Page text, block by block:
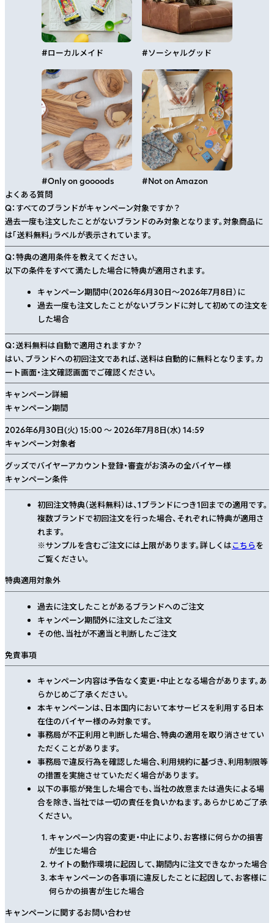
#ローカルメイド #ソーシャルグッド
#Only on goooods #Not on Amazon
よくある質問
Q： すべてのブランドがキャンペーン対象ですか？
過去一度も注文したことがないブランドのみ対象となります。対象商品に
は「送料無料」ラベルが表示されています。
Q：特典の適用条件を教えてください。
以下の条件をすべて満たした場合に特典が適用されます。
キャンペーン期間中（2026年6月30日〜2026年7月8日）に
過去一度も注文したことがないブランドに対して初めての注文を
した場合
Q：送料無料は自動で適用されますか？
はい、ブランドへの初回注文であれば、送料は自動的に無料となります。カ
ート画面・注文確認画面でご確認ください。
キャンペーン詳細
キャンペーン期間
2026年6月30日(火) 15:00～2026年7月8日(水) 14:59
キャンペーン対象者
グッズでバイヤーアカウント登録・審査がお済みの全バイヤー様
キャンペーン条件
初回注文特典（送料無料）は、1ブランドにつき1回までの適用です。
複数ブランドで初回注文を行った場合、それぞれに特典が適用さ
れます。
※サンプルを含むご注文には上限があります。詳しくはこちらを
ご覧ください。
特典適用対象外
過去に注文したことがあるブランドへのご注文
キャンペーン期間外に注文したご注文
その他、当社が不適当と判断したご注文
免責事項
キャンペーン内容は予告なく変更・中止となる場合があります。あ
らかじめご了承ください。
本キャンペーンは、日本国内において本サービスを利用する日本
在住のバイヤー様のみ対象です。
事務局が不正利用と判断した場合、特典の適用を取り消させてい
ただくことがあります。
事務局で違反行為を確認した場合、利用規約に基づき、利用制限等
の措置を実施させていただく場合があります。
以下の事態が発生した場合でも、当社の故意または過失による場
合を除き、当社では一切の責任を負いかねます。あらかじめご了承
ください。
キャンペーン内容の変更・中止により、お客様に何らかの損害
が生じた場合
サイトの動作環境に起因して、期間内に注文できなかった場合
本キャンペーンの各事項に違反したことに起因して、お客様に
何らかの損害が生じた場合
キャンペーンに関するお問い合わせ